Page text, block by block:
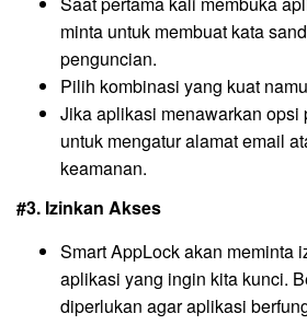
minta untuk membuat kata
penguncian.
Pilih kombinasi yang kuat
Jika aplikasi menawarkan opsi
untuk mengatur alamat email
keamanan.
#3. Izinkan Akses
Smart AppLock akan meminta
aplikasi yang ingin kita kunci.
diperlukan agar aplikasi